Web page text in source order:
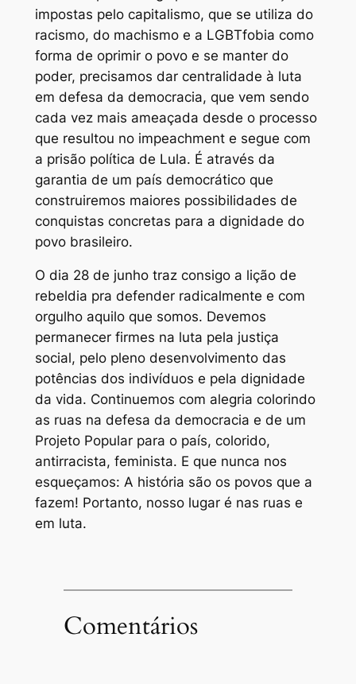
impostas pelo capitalismo, que se utiliza do
racismo, do machismo e a LGBTfobia como
forma de oprimir o povo e se manter do
poder, precisamos dar centralidade à luta
em defesa da democracia, que vem sendo
cada vez mais ameaçada desde o processo
que resultou no impeachment e segue com
a prisão política de Lula. É através da
garantia de um país democrático que
construiremos maiores possibilidades de
conquistas concretas para a dignidade do
povo brasileiro.
O dia 28 de junho traz consigo a lição de
rebeldia pra defender radicalmente e com
orgulho aquilo que somos. Devemos
permanecer firmes na luta pela justiça
social, pelo pleno desenvolvimento das
potências dos indivíduos e pela dignidade
da vida. Continuemos com alegria colorindo
as ruas na defesa da democracia e de um
Projeto Popular para o país, colorido,
antirracista, feminista. E que nunca nos
esqueçamos: A história são os povos que a
fazem! Portanto, nosso lugar é nas ruas e
em luta.
Comentários